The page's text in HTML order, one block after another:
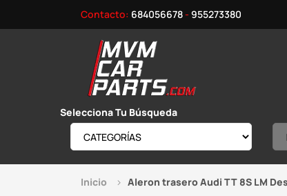
Contacto: 684056678- 955273380
Selecciona Tu Búsqueda
Inicio Aleron trasero Audi TT 8S LM